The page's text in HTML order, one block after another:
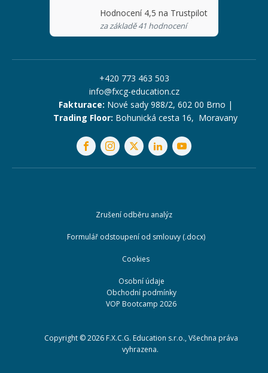
Hodnocení 4,5 na Trustpilot
za základě 41 hodnocení
+420 773 463 503
info@fxcg-education.cz
Fakturace: Nové sady 988/2, 602 00 Brno |
Trading Floor: Bohunická cesta 16, Moravany
Zrušení odběru analýz
Formulář odstoupení od smlouvy (.docx)
Cookies
Osobní údaje
Obchodní podmínky
VOP Bootcamp 2026
Copyright ©2026 F.X.C.G. Education s.r.o., Všechna práva
vyhrazena.